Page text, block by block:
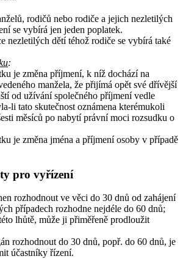
rodičů nebo rodiče a jejich nezletilých
se vybírá jen jeden poplatek.
nezletilých dětí téhož rodiče se vybírá také
:
je změna příjmení, k níž dochází na
manžela, že přijímá opět své dřívější
od užívání společného příjmení vedle
li tato skutečnost oznámena kterémukoli
měsíců po nabytí právní moci rozsudku o
je změna jména a příjmení osoby v případě
pro vyřízení
rozhodnout ve věci do 30 dnů od zahájení
případech rozhodne nejdéle do 60 dnů;
lhůtě, může ji přiměřeně prodloužit
rozhodnout do 30 dnů, popř. do 60 dnů, je
účastníky řízení.